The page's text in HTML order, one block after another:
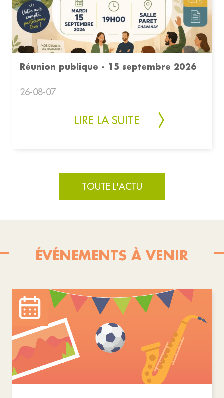
Réunion publique - 15 septembre 2026
26-08-07
LIRE LA SUITE
TOUTE L'ACTU
ÉVÉNEMENTS À VENIR